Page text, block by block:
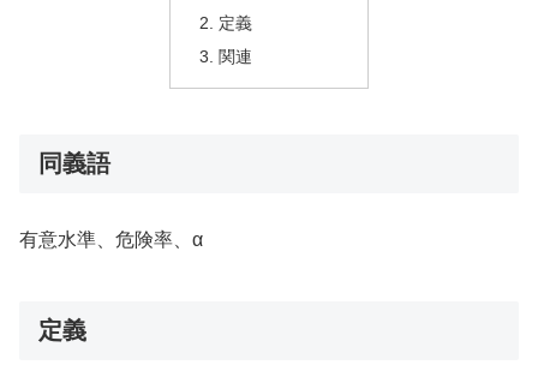
定義
関連
同義語
有意水準、危険率、α
定義